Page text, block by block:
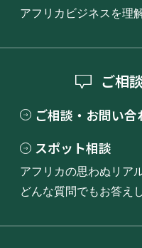
アフリカビジネスを理
ご相
ご相談・お問い合
スポット相談
アフリカの思わぬリア
どんな質問でもお答え